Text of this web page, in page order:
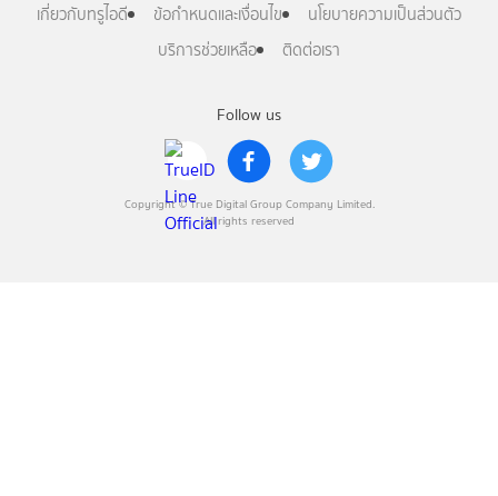
Follow us
Copyright © True Digital Group Company Limited.
All rights reserved
เกี่ยวกับทรูไอดี ข้อกำหนดและเงื่อนไข
นโยบายความเป็นส่วนตัว
บริการช่วยเหลือ
ติดต่อเรา